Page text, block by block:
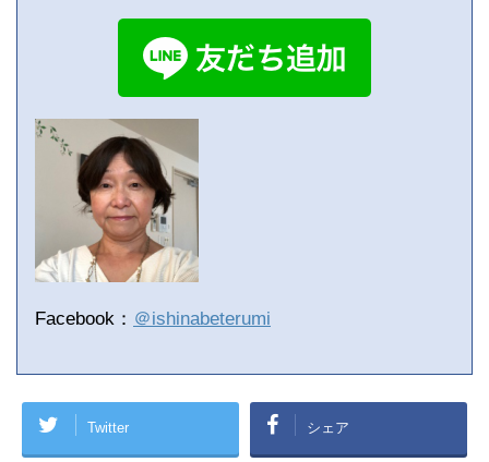
Facebook： ＠ishinabeterumi
Twitter シェア